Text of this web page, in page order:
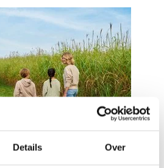
Details Over